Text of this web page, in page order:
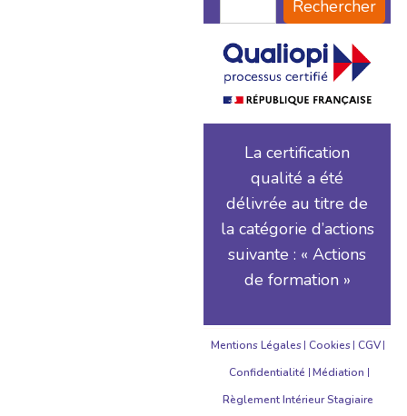
Rechercher
La certification
qualité a été
délivrée au titre de
la catégorie d’actions
suivante : « Actions
de formation »
Mentions Légales Cookies CGV
Confidentialité Médiation
Règlement Intérieur Stagiaire